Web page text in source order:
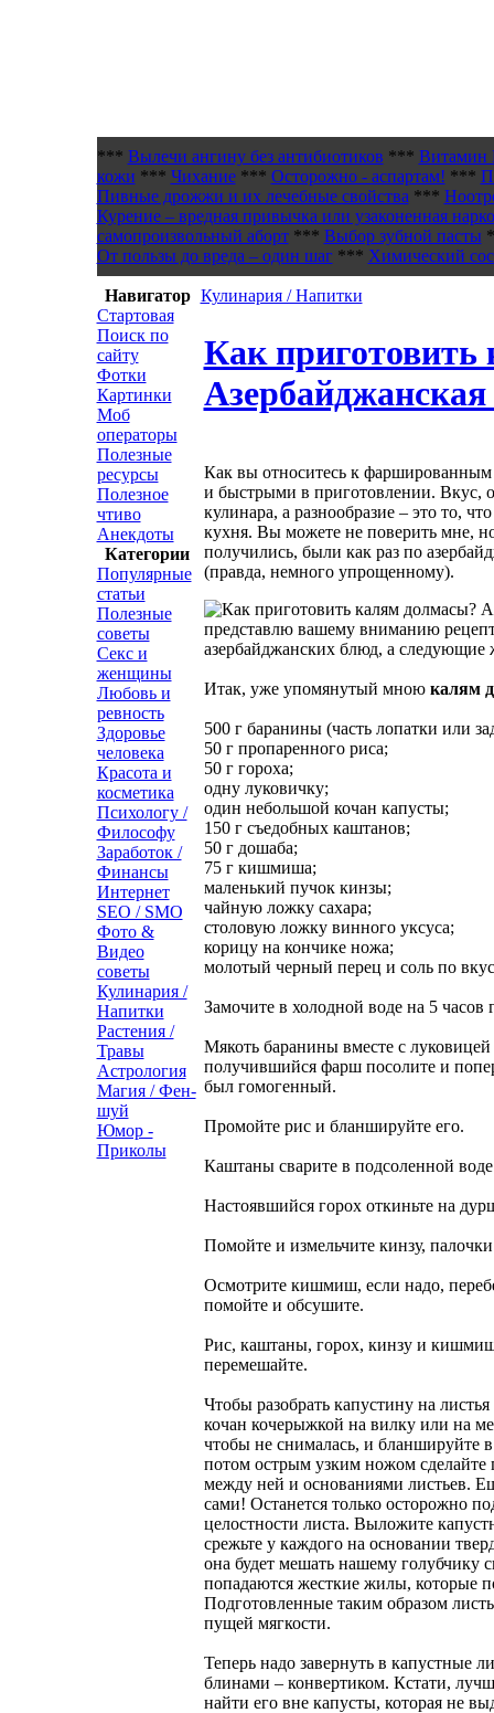
*** Вылечи ангину без антибиотиков *** Витамин
кожи *** Чихание*** Осторожно - аспартам! ***
Пивные дрожжи и их лечебные свойства ***
Курение – вредная привычка или узаконенная
самопроизвольный аборт*** Выбор зубной пасты
От пользы до вреда – один шаг*** Химический
Навигатор
Стартовая
Поиск по
сайту
Фотки
Картинки
Моб
операторы
Полезные
ресурсы
Полезное
чтиво
Анекдоты
Категории
Популярные
статьи
Полезные
советы
Секс и
женщины
Любовь и
ревность
Здоровье
человека
Красота и
косметика
Психологу /
Философу
Заработок /
Финансы
Интернет
SEO / SMO
Фото &
Видео
советы
Кулинария /
Напитки
Растения /
Травы
Астрология
Магия / Фен-
шуй
Юмор -
Приколы
Кулинария / Напитки
Как
Как вы относитесь к
и быстрыми в приготовлении. Вкус,
кулинара, а разнообразие – это то,
кухня. Вы можете не поверить мне,
получились, были как раз по
(правда, немного упрощенному).
представлю вашему вниманию
азербайджанскихблюд, а следующие
Итак, уже упомянутый мною калям
500 г баранины (часть лопатки или
50 г пропаренного риса;
50 г гороха;
одну луковичку;
один небольшой кочан капусты;
150 г съедобных каштанов;
50 г дошаба;
75 г кишмиша;
маленький пучок кинзы;
чайную ложку сахара;
столовую ложку винного уксуса;
корицу на кончике ножа;
молотый черный перец и соль по
Замочите в холодной воде на 5 часов
Мякоть баранины вместе с луковицей
получившийся фарш посолите и
был гомогенный.
Промойте рис и бланшируйте его.
Каштаны сварите в подсоленной
Настоявшийся горох откиньте на
Помойте и измельчите кинзу,
Осмотрите кишмиш, если надо,
помойте и обсушите.
Рис, каштаны, горох, кинзу и
перемешайте.
Чтобы разобрать капустину на
кочан кочерыжкой на вилку или на
чтобы не снималась, и бланшируйте
потом острым узким ножом сделайте
между ней и основаниями листьев.
сами! Останется только осторожно
целостности листа. Выложите
срежьте у каждого на основании
она будет мешать нашему голубчику
попадаются жесткие жилы, которые
Подготовленные таким образом
пущей мягкости.
Теперь надо завернуть в капустные
блинами – конвертиком. Кстати,
найти его вне капусты, которая не